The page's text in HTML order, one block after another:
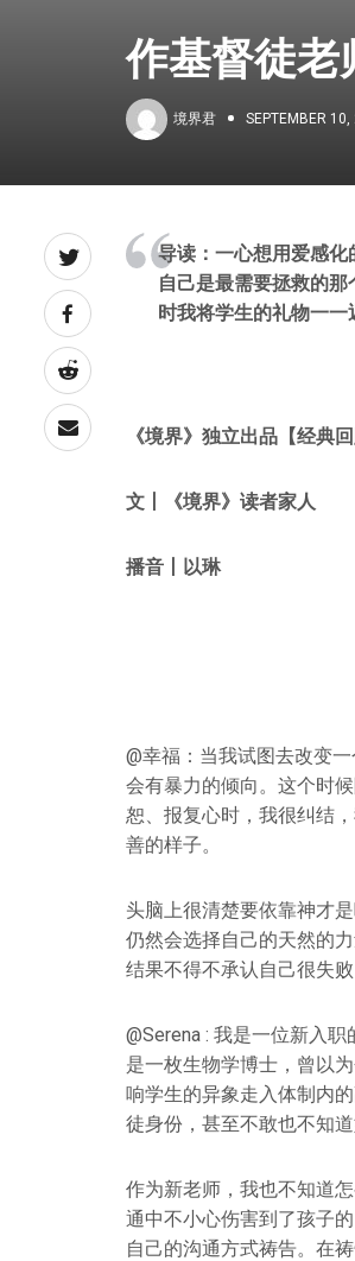
作基督徒老
境界君 SEPTEMBER 10,
导读： 一心想用爱感化
自己是最需要拯救的
时我将学生的礼物一一
《境界》独立出品 【经典
文 《境界》读者家人
播音丨以琳
@幸福：当我试图去改变
会有暴力的倾向。这个时
恕、报复心时，我很纠结
善的样子。
头脑上很清楚要依靠神才
仍然会选择自己的天然的
结果不得不承认自己很失
@Serena : 我是一位新入
是一枚生物学博士，曾以
响学生的异象走入体制内
徒身份，甚至不敢也不知
作为新老师，我也不知道
通中不小心伤害到了孩子
自己的沟通方式祷告。在